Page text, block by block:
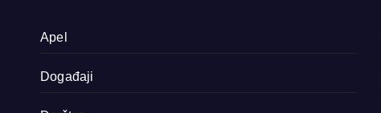
Apel
Događaji